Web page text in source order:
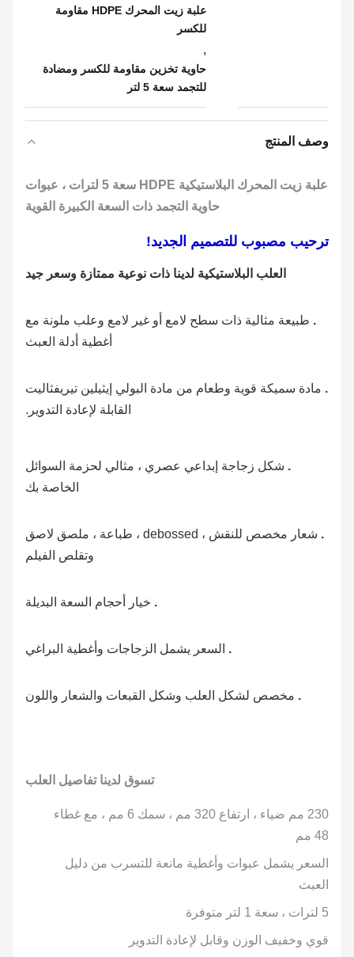
علبة زيت المحرك HDPE مقاومة
للكسر
حاوية تخزين مقاومة للكسر ومضادة
للتجمد سعة 5 لتر
وصف المنتج
علبة زيت المحرك البلاستيكية HDPE سعة 5 لترات ، عبوات
حاوية التجمد ذات السعة الكبيرة القوية
ترحيب مصبوب للتصميم الجديد!
العلب البلاستيكية لدينا ذات نوعية ممتازة وسعر جيد
طبيعة مثالية ذات سطح لامع أو غير لامع وعلب ملونة مع
أغطية أدلة العبث
مادة سميكة قوية وطعام من مادة البولي إيثيلين تيريفثاليت
القابلة لإعادة التدوير.
شكل زجاجة إبداعي عصري ، مثالي لحزمة السوائل
الخاصة بك
شعار مخصص للنقش ، debossed ، طباعة ، ملصق لاصق
وتقلص الفيلم
خيار أحجام السعة البديلة
السعر يشمل الزجاجات وأغطية البراغي
مخصص لشكل العلب وشكل القبعات والشعار واللون
تسوق لدينا تفاصيل العلب
230 مم ضياء ، ارتفاع 320 مم ، سمك 6 مم ، مع غطاء
السعر يشمل عبوات وأغطية مانعة للتسرب من دليل
العبث
قوي وخفيف الوزن وقابل لإعادة التدوير